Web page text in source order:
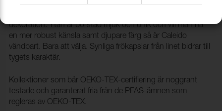
dekoration. Ytan är borstad mjuk och unik och vill man ha
en mer robust känsla samt djupare färg så är Caleido
vändbart. Bara att välja. Synliga frökapslar från linet bidrar till
tygets karaktär.
Kollektioner som bär OEKO-TEX-certifiering är noggrant
testade och garanterat fria från de PFAS-ämnen som
regleras av OEKO-TEX.